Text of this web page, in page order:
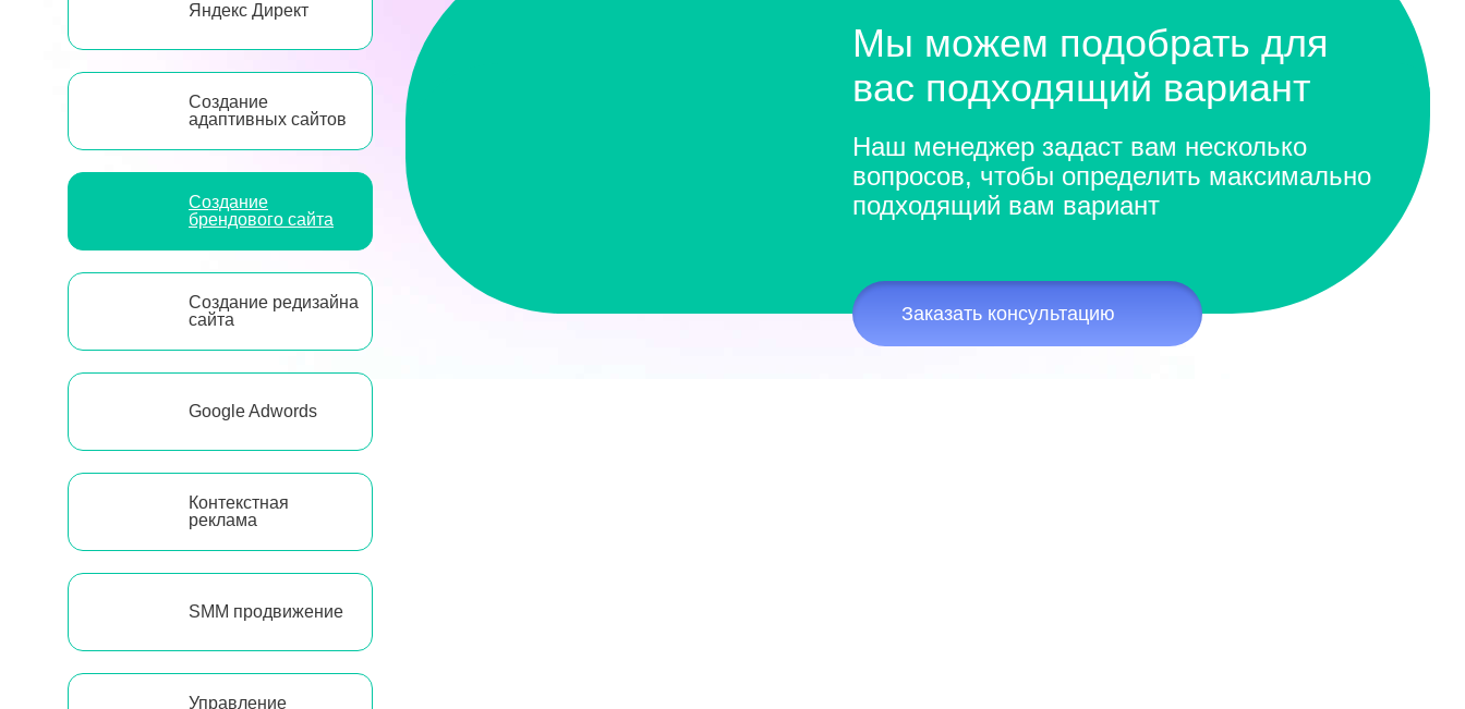
Яндекс Директ
Создание
адаптивных сайтов
Создание
брендового сайта
Создание редизайна
сайта
Google Adwords
Контекстная
реклама
SMM продвижение
Управление
Мы можем подобрать для
вас подходящий вариант
Наш менеджер задаст вам несколько
вопросов, чтобы определить максимально
подходящий вам вариант
Заказать консультацию